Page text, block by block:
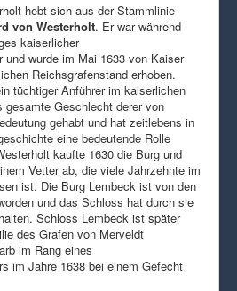
hebt sich aus der Stammlinie
von Westerholt. Er war während
kaiserlicher
und wurde im Mai 1633 von Kaiser
Reichsgrafenstand erhoben.
tüchtiger Anführer im kaiserlichen
gesamte Geschlecht derer von
gehabt und hat zeitlebens in
eine bedeutende Rolle
kaufte 1630 die Burg und
Vetter ab, die viele Jahrzehnte im
ist. Die Burg Lembeck ist von den
und das Schloss hat durch sie
Schloss Lembeck ist später
des Grafen von Merveldt
im Rang eines
im Jahre 1638 bei einem Gefecht